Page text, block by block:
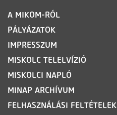
LÁBLÉC
A MIKOM-RÓL
PÁLYÁZATOK
IMPRESSZUM
MISKOLC TELELVÍZIÓ
MISKOLCI NAPLÓ
MINAP ARCHÍVUM
FELHASZNÁLÁSI FELTÉTELEK